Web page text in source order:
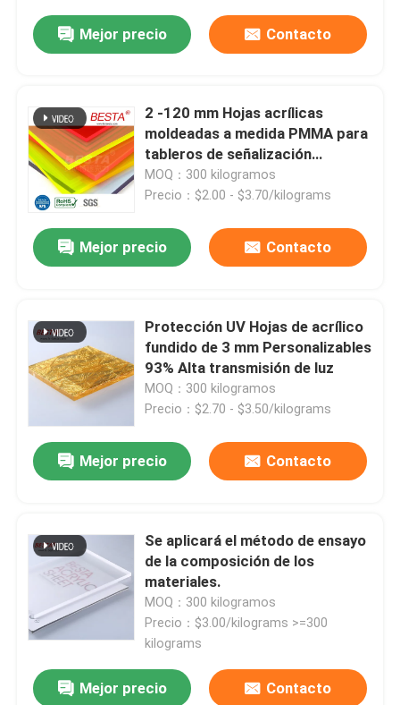
Mejor precio Contacto
2 -120 mm Hojas acrílicas
moldeadas a medida PMMA para
tableros de señalización
acrílicos con led
MOQ：300 kilogramos
Precio：$2.00 - $3.70/kilograms
Mejor precio Contacto
Protección UV Hojas de acrílico
fundido de 3 mm Personalizables
93% Alta transmisión de luz
MOQ：300 kilogramos
Precio：$2.70 - $3.50/kilograms
Mejor precio Contacto
Se aplicará el método de ensayo
de la composición de los
materiales.
MOQ：300 kilogramos
Precio：$3.00/kilograms >=300
kilograms
Mejor precio Contacto